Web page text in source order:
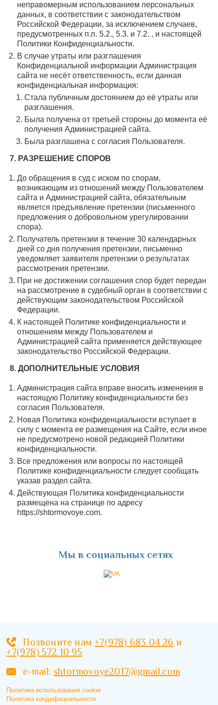
неправомерным использованием персональных
данных, в соответствии с законодательством
Российской Федерации, за исключением случаев,
предусмотренных п.п. 5.2., 5.3. и 7.2. , и настоящей
Политики Конфиденциальности.
В случае утраты или разглашения
Конфиденциальной информации Администрация
сайта не несёт ответственность, если данная
конфиденциальная информация:
Стала публичным достоянием до её утраты или
разглашения.
Была получена от третьей стороны до момента её
получения Администрацией сайта.
Была разглашена с согласия Пользователя.
7. РАЗРЕШЕНИЕ СПОРОВ
До обращения в суд с иском по спорам,
возникающим из отношений между Пользователем
сайта и Администрацией сайта, обязательным
является предъявление претензии (письменного
предложения о добровольном урегулировании
спора).
Получатель претензии в течение 30 календарных
дней со дня получения претензии, письменно
уведомляет заявителя претензии о результатах
рассмотрения претензии.
При не достижении соглашения спор будет передан
на рассмотрение в судебный орган в соответствии с
действующим законодательством Российской
Федерации.
К настоящей Политике конфиденциальности и
отношениям между Пользователем и
Администрацией сайта применяется действующее
законодательство Российской Федерации.
8. ДОПОЛНИТЕЛЬНЫЕ УСЛОВИЯ
Администрация сайта вправе вносить изменения в
настоящую Политику конфиденциальности без
согласия Пользователя.
Новая Политика конфиденциальности вступает в
силу с момента ее размещения на Сайте, если иное
не предусмотрено новой редакцией Политики
конфиденциальности.
Все предложения или вопросы по настоящей
Политике конфиденциальности следует сообщать
указав раздел сайта.
Действующая Политика конфиденциальности
размещена на странице по адресу
https://shtormovoye.com.
Мы в социальных сетях
Позвоните нам +7(978) 683 04 26 и
+7(978) 572 10 95
e-mail: shtormovoye2017@gmail.com
Политика использования cookie
Политика кондифициальности